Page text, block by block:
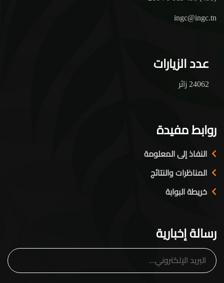
ingc@ingc.tn
عدد الزيارات
24062 زائر
روابط مفيدة
النفاذ إلى المعلومة
المناظرات والنتائج
خريطة البوابة
رسالة إخبارية